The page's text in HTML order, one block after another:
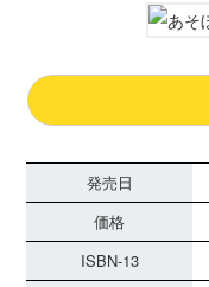
発売日
価格
ISBN-13